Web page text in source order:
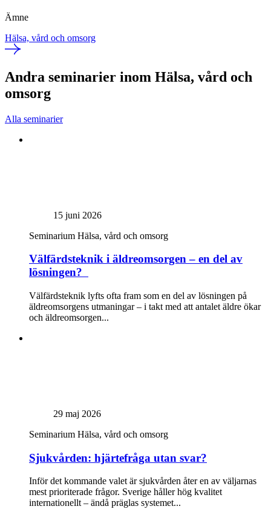
Ämne
Hälsa, vård och omsorg
Andra seminarier inom Hälsa, vård och
omsorg
Alla seminarier
15 juni 2026
Seminarium Hälsa, vård och omsorg
Välfärdsteknik i äldreomsorgen – en del av
lösningen?
Välfärdsteknik lyfts ofta fram som en del av lösningen på
äldreomsorgens utmaningar – i takt med att antalet äldre ökar
och äldreomsorgen...
29 maj 2026
Seminarium Hälsa, vård och omsorg
Sjukvården: hjärtefråga utan svar?
Inför det kommande valet är sjukvården åter en av väljarnas
mest prioriterade frågor. Sverige håller hög kvalitet
internationellt – ändå präglas systemet...